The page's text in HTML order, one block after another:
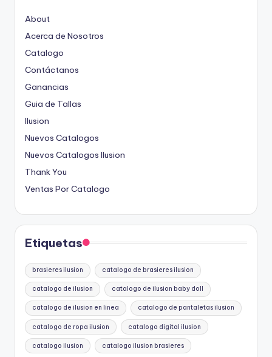
About
Acerca de Nosotros
Catalogo
Contáctanos
Ganancias
Guia de Tallas
Ilusion
Nuevos Catalogos
Nuevos Catalogos Ilusion
Thank You
Ventas Por Catalogo
Etiquetas
brasieres ilusion catalogo de brasieres ilusion
catalogo de ilusion catalogo de ilusion baby doll
catalogo de ilusion en linea catalogo de pantaletas ilusion
catalogo de ropa ilusion catalogo digital ilusion
catalogo ilusion catalogo ilusion brasieres